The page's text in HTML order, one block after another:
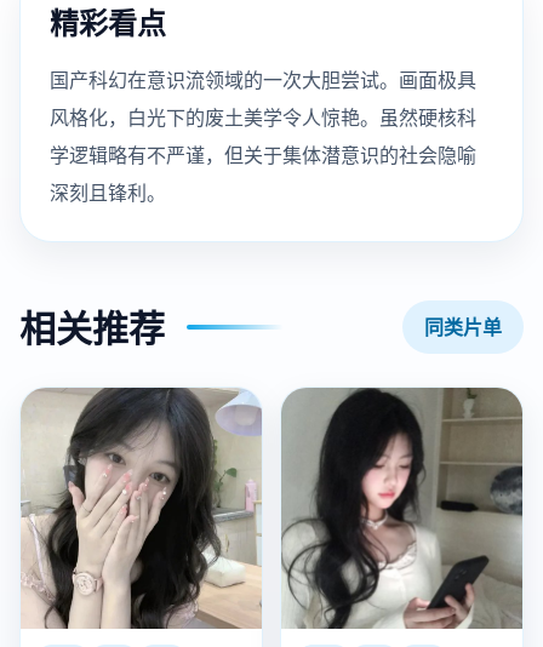
精彩看点
国产科幻在意识流领域的一次大胆尝试。画面极具
风格化，白光下的废土美学令人惊艳。虽然硬核科
学逻辑略有不严谨，但关于集体潜意识的社会隐喻
深刻且锋利。
相关推荐 同类片单